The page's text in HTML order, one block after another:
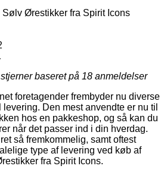
Sølv Ørestikker fra Spirit Icons
baseret på 18 anmeldelser
foretagender frembyder nu diverse
Den mest anvendte er nu til
hos en pakkeshop, og så kan du
når det passer ind i din hverdag.
så fremkommelig, samt oftest
type af levering ved køb af
fra Spirit Icons.